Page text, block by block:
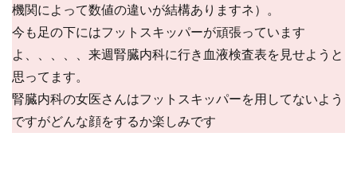
機関によって数値の違いが結構ありますネ）。
今も足の下にはフットスキッパーが頑張っています
よ、、、、、来週腎臓内科に行き血液検査表を見せようと
思ってます。
腎臓内科の女医さんはフットスキッパーを用してないよう
ですがどんな顔をするか楽しみです